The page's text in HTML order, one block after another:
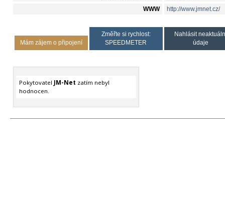
WWW http://www.jmnet.cz/
Mám zájem o připojení
Změřte si rychlost:
SPEEDMETER
Nahlásit
údaje
Pokytovatel JM-Net zatím nebyl
hodnocen.